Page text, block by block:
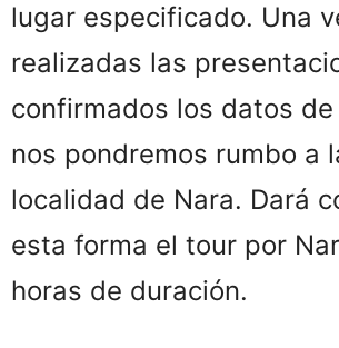
lugar especificado. Una
realizadas las
confirmados los datos
nos pondremos rumbo a
localidad de Nara. Dará
esta forma el tour por
horas de duración.